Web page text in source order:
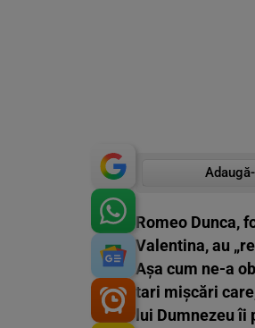
Romeo Dunca,
Valentina, au
Aşa cum ne-a
tari mişcări
lui Dumnezeu îi